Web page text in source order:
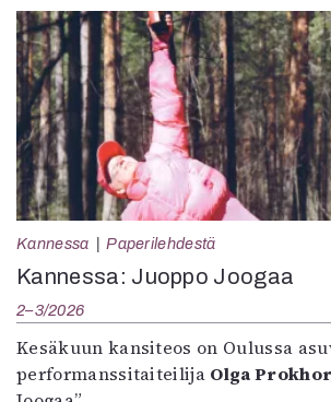
Kannessa Paperilehdestä
Kannessa: Juoppo Joogaa
2–3/2026
Kesäkuun kansiteos on Oulussa
performanssitaiteilija Olga